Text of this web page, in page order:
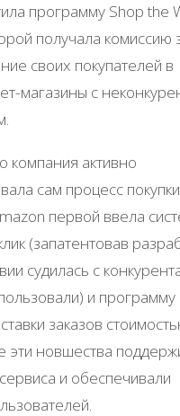
программу Shop the
получала комиссию
своих покупателей в
магазины с
активно
сам процесс
первой ввела
(запатентовав
судилась с
и программу
заказов
эти новшества
и обеспечивали